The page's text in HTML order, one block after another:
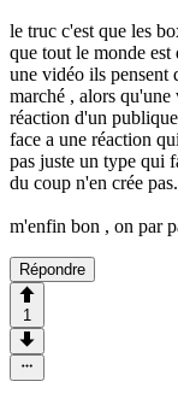
le truc c'est que les
que tout le monde
une vidéo ils pensent
marché , alors
réaction d'un
face a une réaction
pas juste un type qui
du coup n'en crée pas.
m'enfin bon , on par
Répondre
1